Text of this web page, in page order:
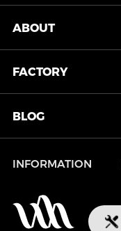
ABOUT
FACTORY
BLOG
INFORMATION